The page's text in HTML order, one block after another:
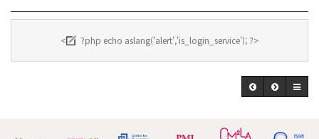
< ?php echo aslang('alert','is_login_service'); ?>